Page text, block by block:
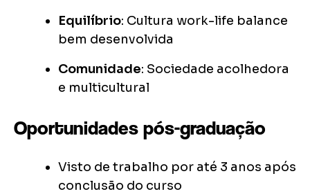
Equilíbrio: Cultura work-life balance
bem desenvolvida
Comunidade: Sociedade acolhedora
e multicultural
Oportunidades pós-graduação
Visto de trabalho por até 3 anos após
conclusão do curso